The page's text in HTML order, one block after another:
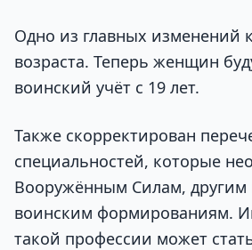
Одно из главных изменений
возраста. Теперь женщин
воинский учёт с 19 лет.
Также скорректирован
специальностей, которые
Вооружённым Силам, другим
воинским формированиям.
такой профессии может